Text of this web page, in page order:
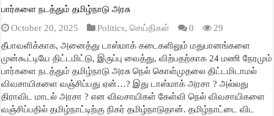
பார்களை நடத்தும் தமிழ்நாடு அரசு
October 20, 2025
Politics,செய்திகள் 0
29
தீபாவளிக்காக, அனைத்து டாஸ்மாக் கடைகளிலும் மதுபானங்களை
முன்கூட்டியே திட்டமிட்டு, இருப்பு வைத்து, விற்பதற்காக 24 மணி நேரமும்
பார்களை நடத்தும் தமிழ்நாடு அரசு நெல் கொள்முதலை திட்டமிடாமல்
விவசாயிகளை வஞ்சிப்பது ஏன்…? இது டாஸ்மாக் அரசா ? அல்லது
திராவிட மாடல் அரசா ? என விவசாயிகள் கேள்வி நெல் விவசாயிகளை
வஞ்சிப்பதில் தமிழ்நாட்டிற்கு நிகர் தமிழ்நாடுதான். தமிழ்நாட்டை விட